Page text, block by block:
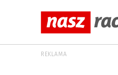
REKLAMA